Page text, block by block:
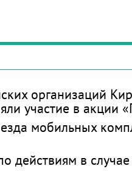
организаций
участие в акции
мобильных
действиям в